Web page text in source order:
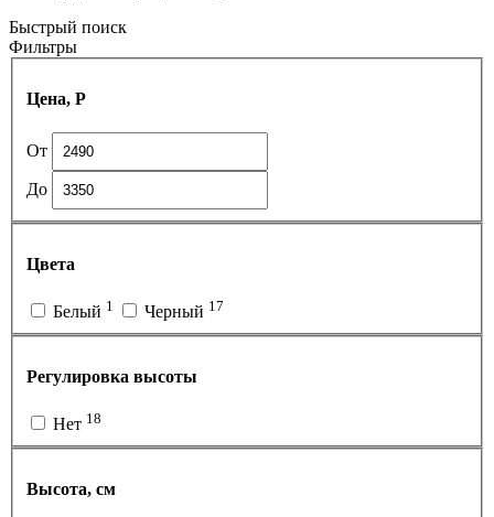
Быстрый поиск
Фильтры
Цена, Р
От
До
Цвета
Белый 1 Черный 17
Регулировка высоты
Нет 18
Высота, см